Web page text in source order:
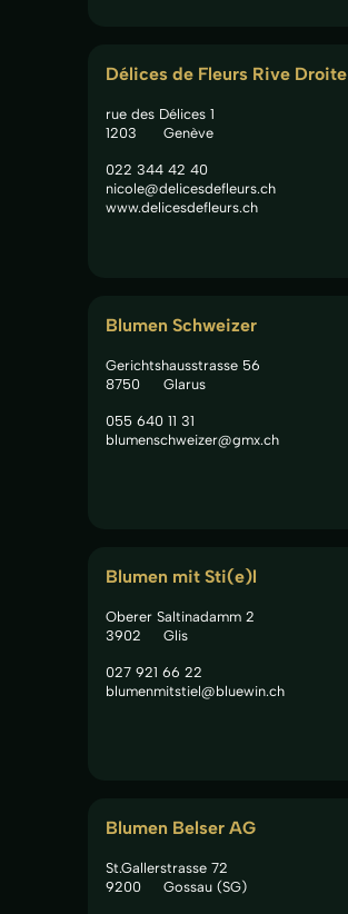
Délices de Fleurs Rive Droite
rue des Délices 1
1203
Genève
022 344 42 40
nicole@delicesdefleurs.ch
www.delicesdefleurs.ch
Blumen Schweizer
Gerichtshausstrasse 56
8750
Glarus
055 640 11 31
blumenschweizer@gmx.ch
Blumen mit Sti(e)l
Oberer Saltinadamm 2
3902
Glis
027 921 66 22
blumenmitstiel@bluewin.ch
Blumen Belser AG
St.Gallerstrasse 72
9200
Gossau (SG)